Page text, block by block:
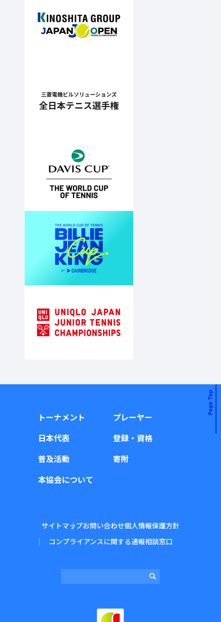
トーナメント
プレーヤー
日本代表
登録・資格
普及活動
寄附
本協会について
サイトマップお問い合わせ個人情報保護方針
コンプライアンスに関する通報相談窓口